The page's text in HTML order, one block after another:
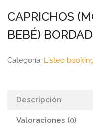
CAPRICHOS
BEBÉ)
Categoría: Listeo
Descripción
Valoraciones (0)